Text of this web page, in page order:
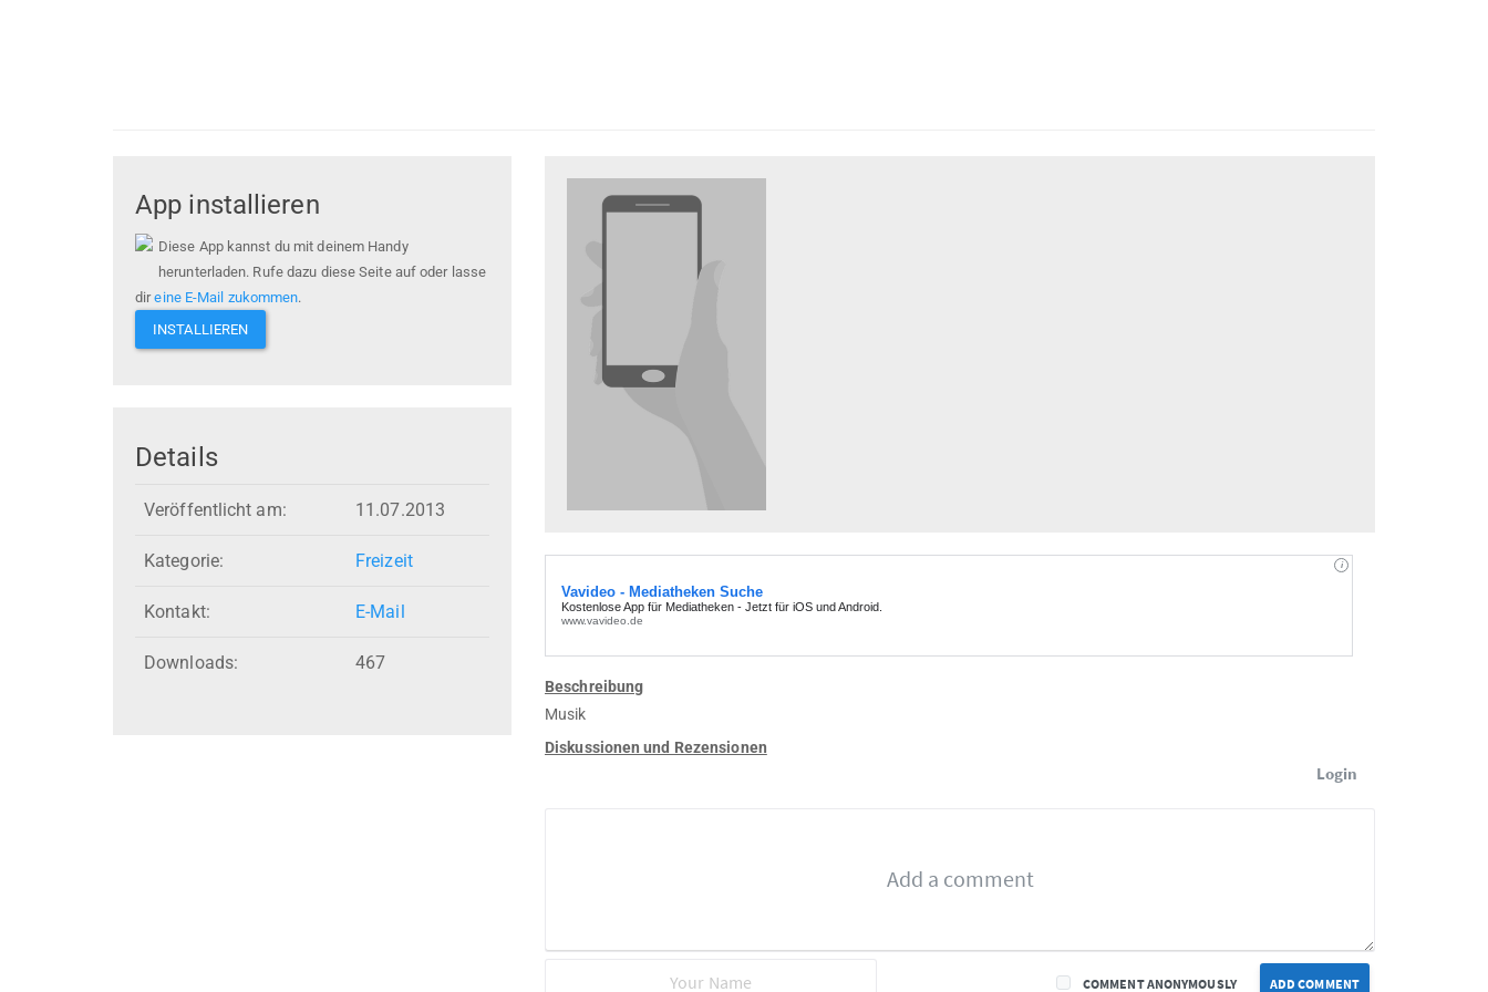
App installieren
Diese App kannst du mit deinem Handy
herunterladen. Rufe dazu diese Seite auf oder lasse
direine E-Mail zukommen.
INSTALLIEREN
Details
Veröffentlicht am: 11.07.2013
Kategorie: Freizeit
Kontakt: E-Mail
Downloads: 467
Beschreibung
Musik
Diskussionen und Rezensionen
Login
ADD COMMENT
COMMENT ANONYMOUSLY